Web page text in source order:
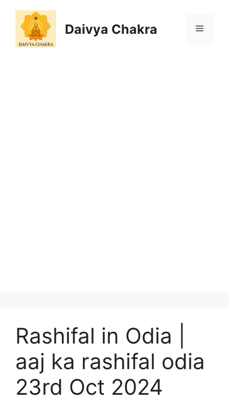
content
Daivya Chakra MENU
Rashifal in Odia |
aaj ka rashifal odia
23rd Oct 2024